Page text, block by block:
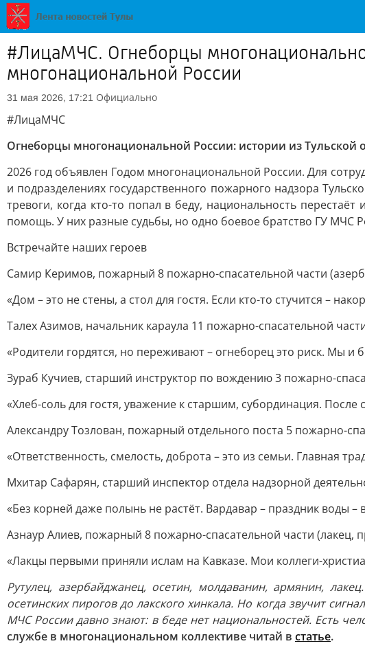
#ЛицаМЧС. Огнеборцы
многонациональной России
31 мая 2026, 17:21 Официально
#ЛицаМЧС
Огнеборцы многонациональной России: истории из Тульской
2026 год объявлен Годом многонациональной России. Для
и подразделениях государственного пожарного надзора
тревоги, когда кто-то попал в беду, национальность
помощь. У них разные судьбы, но одно боевое братство ГУ МЧС
Встречайте наших героев
Самир Керимов, пожарный 8 пожарно-спасательной части
«Дом – это не стены, а стол для гостя. Если кто-то стучится –
Талех Азимов, начальник караула 11 пожарно-спасательной
«Родители гордятся, но переживают – огнеборец это риск. Мы
Зураб Кучиев, старший инструктор по вождению 3 пожарно-
«Хлеб-соль для гостя, уважение к старшим, субординация.
Александру Тозлован, пожарный отдельного поста 5 пожарно-
«Ответственность, смелость, доброта – это из семьи. Главная
Мхитар Сафарян, старший инспектор отдела надзорной
«Без корней даже полынь не растёт. Вардавар – праздник воды
Азнаур Алиев, пожарный 8 пожарно-спасательной части (лакец,
«Лакцы первыми приняли ислам на Кавказе. Мои коллеги-
Рутулец, азербайджанец, осетин, молдаванин, армянин,
осетинских пирогов до лакского хинкала. Но когда звучит
МЧС России давно знают: в беде нет национальностей. Есть
службе в многонациональном коллективе читай в статье.